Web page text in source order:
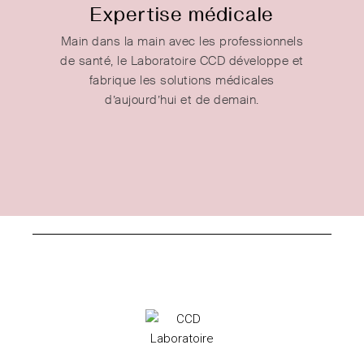
Expertise médicale
Main dans la main avec les professionnels
de santé, le Laboratoire CCD développe et
fabrique les solutions médicales
d’aujourd’hui et de demain.